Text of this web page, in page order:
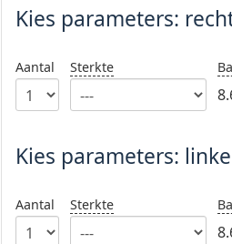
Kies parameters:
Aantal Sterkte
Kies parameters:
Aantal Sterkte